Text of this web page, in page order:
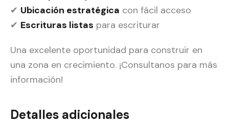
✔ Ubicación estratégica con fácil acceso
✔ Escrituras listas para escriturar
Una excelente oportunidad para construir en
una zona en crecimiento. ¡Consultanos para más
información!
Detalles adicionales